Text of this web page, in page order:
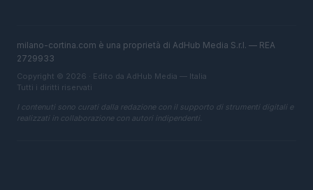
milano-cortina.com è una proprietà di AdHub Media S.r.l. — REA
2729933
Copyright © 2026 · Edito da AdHub Media — Italia
Tutti i diritti riservati
I contenuti sono curati dalla redazione con il supporto di strumenti digitali e
realizzati in collaborazione con autori indipendenti.